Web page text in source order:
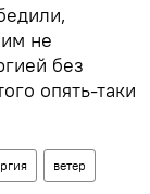
не
без
опять-таки
ветер